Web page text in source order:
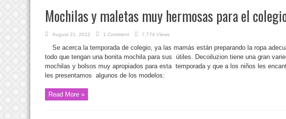
Mochilas y maletas muy hermosas para el
August 21, 2012 1 Comment 7,774 Views
Se acerca la temporada de colegio, ya las mamás están preparando la ropa
todo que tengan una bonita mochila para sus útiles. Decoiluzion tiene una gran
mochilas y bolsos muy apropiados para esta temporada y que a los niños les
les presentamos algunos de los modelos:
Read More »